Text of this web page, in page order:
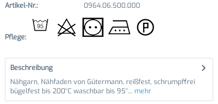
Artikel-Nr.: 0964.06.500.000
Pflege:
Beschreibung
Nähgarn, Nähfaden von Gütermann, reißfest, schrumpffrei
bügelfest bis 200°C waschbar bis 95°... mehr